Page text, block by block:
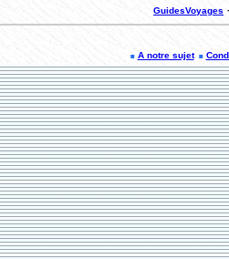
GuidesVoyages
A notre sujet